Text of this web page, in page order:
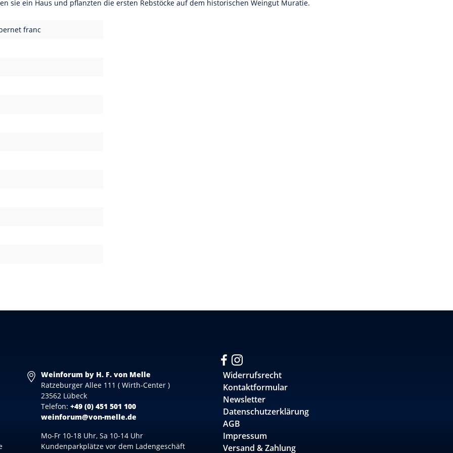
sie ein Haus und pflanzten die ersten Rebstöcke auf dem historischen Weingut Muratie.
franc
Weinforum by H. F. von Melle
Ratzeburger Allee 111 ( Wirth-Center )
23562 Lübeck
Telefon: +49 (0) 451 501 100
weinforum@von-melle.de
Mo-Fr 10-18 Uhr, Sa 10-14 Uhr
Kundenparkplätze vor dem Ladengeschäft
Widerrufsrecht
Kontaktformular
Newsletter
Datenschutzerklärung
AGB
Impressum
Versand & Zahlung